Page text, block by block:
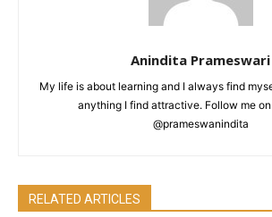
Anindita Prameswari
My life is about learning and I always find
anything I find attractive. Follow me
@prameswanindita
RELATED ARTICLES